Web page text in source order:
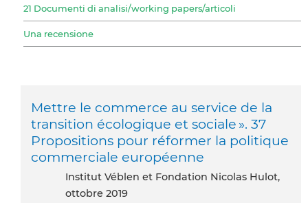
21 Documenti di analisi/working papers/articoli
Una recensione
Mettre le commerce au service de la
transition écologique et sociale ». 37
Propositions pour réformer la politique
commerciale européenne
Institut Véblen et Fondation Nicolas Hulot,
ottobre 2019